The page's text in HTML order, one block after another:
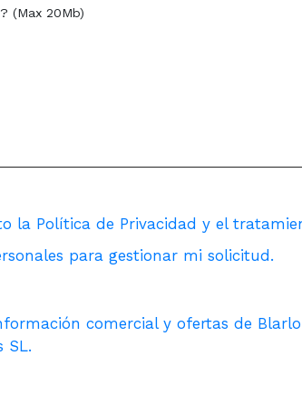
(Max 20Mb)
la Política de Privacidad y el
para gestionar mi solicitud.
comercial y ofertas de Blarlo
SL.